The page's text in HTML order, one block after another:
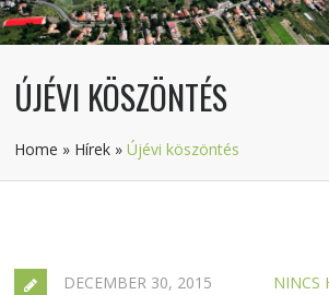
ÚJÉVI KÖSZÖNTÉS
Home » Hírek »Újévi köszöntés
DECEMBER 30, 2015 NINCS